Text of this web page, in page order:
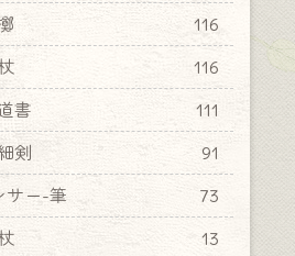
116
116
書
111
剣
91
サー-筆
73
13